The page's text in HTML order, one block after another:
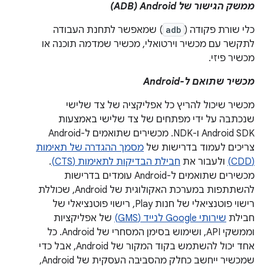
ממשק הגישור של Android‏ (ADB‏)‎
כלי שורת פקודה ( adb ) שמאפשר לתחנת העבודה
לתקשר עם מכשיר וירטואלי, מכשיר שמדמה תוכנה או
מכשיר פיזי.
מכשיר שתואם ל-Android
מכשיר שיכול להריץ כל אפליקציה של צד שלישי
שנכתבה על ידי מפתחים של צד שלישי באמצעות
Android SDK ו-NDK. מכשירים שתואמים ל-Android
צריכים לעמוד בדרישות של מסמך ההגדרה של תאימות
(CDD)
ולעבור את חבילת הבדיקות לתאימות (CTS)
.
מכשירים שתואמים ל-Android עומדים בדרישות
להשתתפות במערכת האקולוגית של Android, שכוללת
רישוי פוטנציאלי של חנות Play, רישוי פוטנציאלי של
חבילת שירותי Google לנייד (GMS)
של אפליקציות
וממשקי API, ושימוש בסימן המסחרי של Android. כל
אחד יכול להשתמש בקוד המקור של Android, אבל כדי
שמכשיר ייחשב כחלק מהסביבה העסקית של Android,